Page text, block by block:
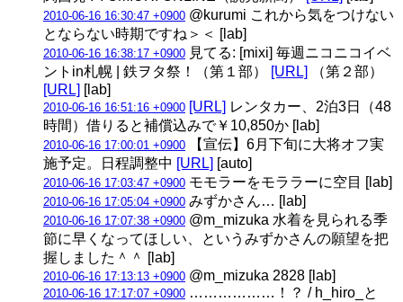
2010-06-16 16:30:47 +0900 @kurumi これから気をつけない
とならない時期ですね＞＜ [lab]
2010-06-16 16:38:17 +0900 見てる: [mixi] 毎週ニコニコイベ
ントin札幌 | 鉄ヲタ祭！（第１部）
[URL]
（第２部）
[URL] [lab]
2010-06-16 16:51:16 +0900 [URL] レンタカー、2泊3日（48
時間）借りると補償込みで￥10,850か [lab]
2010-06-16 17:00:01 +0900 【宣伝】6月下旬に大将オフ実
施予定。日程調整中 [URL] [auto]
2010-06-16 17:03:47 +0900 モモラーをモララーに空目 [lab]
2010-06-16 17:05:04 +0900 みずかさん… [lab]
2010-06-16 17:07:38 +0900 @m_mizuka 水着を見られる季
節に早くなってほしい、というみずかさんの願望を把
握しました＾＾ [lab]
2010-06-16 17:13:13 +0900 @m_mizuka 2828 [lab]
2010-06-16 17:17:07 +0900 ………………！？ / h_hiro_と